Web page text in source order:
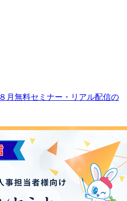
月無料セミナー・リアル配信の